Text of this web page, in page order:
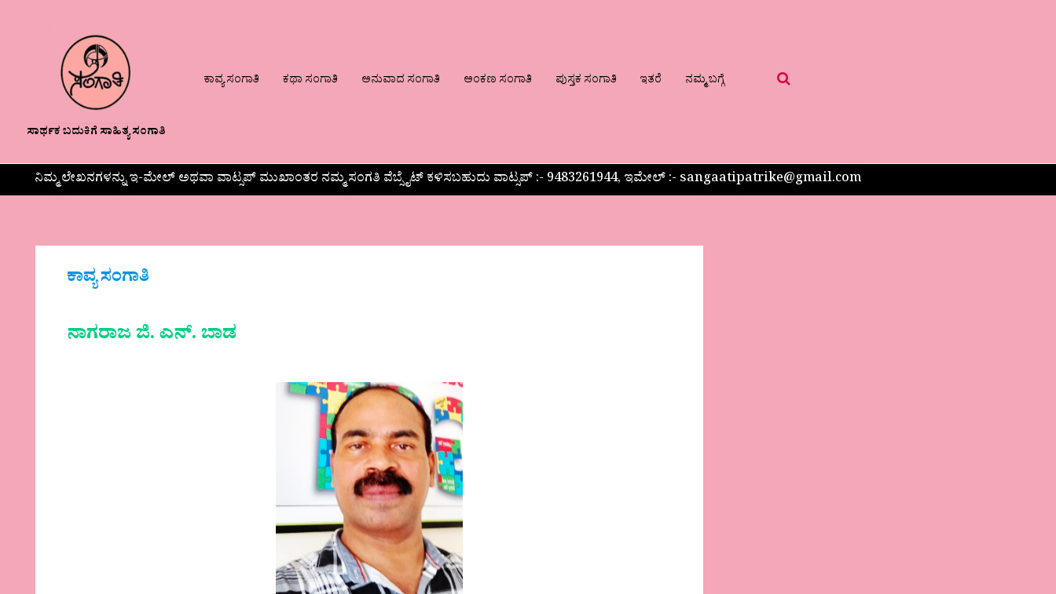
ಸಾರ್ಥಕ ಬದುಕಿಗೆ ಸಾಹಿತ್ಯ ಸಂಗಾತಿ
ಕಾವ್ಯ ಸಂಗಾತಿ ಕಥಾ ಸಂಗಾತಿ ಅನುವಾದ ಸಂಗಾತಿ ಅಂಕಣ ಸಂಗಾತಿ ಪುಸ್ತಕ ಸಂಗಾತಿ ಇತರೆ ನಮ್ಮ ಬಗ್ಗೆ
ನಿಮ್ಮ ಲೇಖನಗಳನ್ನು ಇ-ಮೇಲ್ ಅಥವಾ ವಾಟ್ಸಪ್ ಮುಖಾಂತರ ನಮ್ಮ ಸಂಗತಿ ವೆಬ್ಸೈಟ್ ಕಳಿಸಬಹುದು ವಾಟ್ಸಪ್‌ :- 9483261944, ಇಮೇಲ್ :- sangaatipatrike@gmail.com
ಕಾವ್ಯ ಸಂಗಾತಿ
ನಾಗರಾಜ ಜಿ. ಎನ್. ಬಾಡ